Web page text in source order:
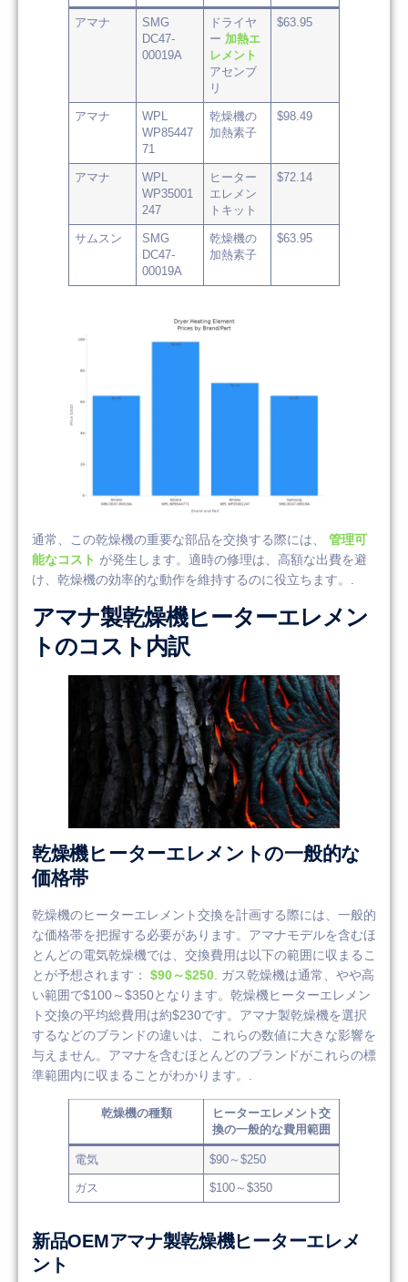
アマナ
SMG
DC47-
00019A
ドライヤ
ー 加熱エ
レメント
アセンブ
リ
$63.95
アマナ
WPL
WP85447
71
乾燥機の
加熱素子
$98.49
アマナ
WPL
WP35001
247
ヒーター
エレメン
トキット
$72.14
サムスン
SMG
DC47-
00019A
乾燥機の
加熱素子
$63.95
通常、この乾燥機の重要な部品を交換する際には、 管理可
能なコスト が発生します。適時の修理は、高額な出費を避
け、乾燥機の効率的な動作を維持するのに役立ちます。.
アマナ製乾燥機ヒーターエレメン
トのコスト内訳
乾燥機ヒーターエレメントの一般的な
価格帯
乾燥機のヒーターエレメント交換を計画する際には、一般的
な価格帯を把握する必要があります。アマナモデルを含むほ
とんどの電気乾燥機では、交換費用は以下の範囲に収まるこ
とが予想されます： $90～$250. ガス乾燥機は通常、やや高
い範囲で$100～$350となります。乾燥機ヒーターエレメン
ト交換の平均総費用は約$230です。アマナ製乾燥機を選択
するなどのブランドの違いは、これらの数値に大きな影響を
与えません。アマナを含むほとんどのブランドがこれらの標
準範囲内に収まることがわかります。.
乾燥機の種類
ヒーターエレメント交
換の一般的な費用範囲
電気 $90～$250
ガス $100～$350
新品OEMアマナ製乾燥機ヒーターエレメ
ント